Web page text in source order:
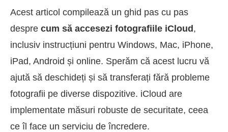
Acest articol compilează un ghid pas cu pas
despre cum să accesezi fotografiile iCloud,
inclusiv instrucțiuni pentru Windows, Mac, iPhone,
iPad, Android și online. Sperăm că acest lucru vă
ajută să deschideți și să transferați fără probleme
fotografii pe diverse dispozitive. iCloud are
implementate măsuri robuste de securitate, ceea
ce îl face un serviciu de încredere.